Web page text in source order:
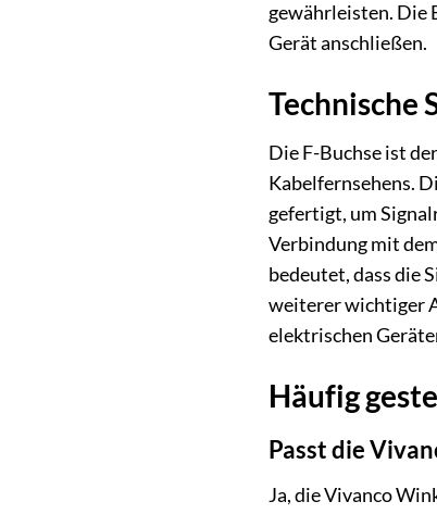
gewährleisten. Die
Gerät anschließen.
Technische
Die F-Buchse ist
Kabelfernsehens.
gefertigt, um
Verbindung mit
bedeutet, dass die
weiterer wichtiger
elektrischen
Häufig
Passt die
Ja, die Vivanco